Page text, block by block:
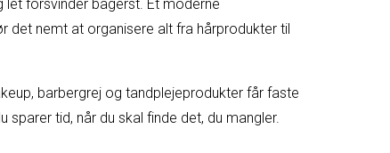
let forsvinder bagerst. Et moderne
nemt at organisere alt fra hårprodukter til
barbergrej og tandplejeprodukter får faste
tid, når du skal finde det, du mangler.